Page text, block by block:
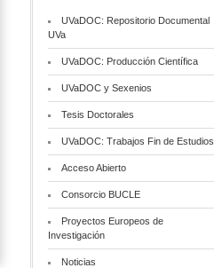
UVaDOC: Repositorio Documental
UVa
UVaDOC: Producción Científica
UVaDOC y Sexenios
Tesis Doctorales
UVaDOC: Trabajos Fin de Estudios
Acceso Abierto
Consorcio BUCLE
Proyectos Europeos de
Investigación
Noticias